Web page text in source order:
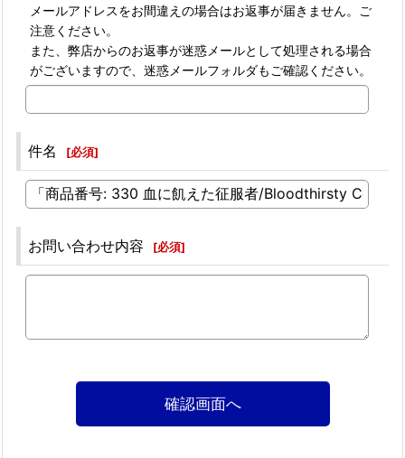
メールアドレスをお間違えの場合はお返事が届きません。ご
注意ください。
また、弊店からのお返事が迷惑メールとして処理される場合
がございますので、迷惑メールフォルダもご確認ください。
件名 [必須]
お問い合わせ内容 [必須]
確認画面へ